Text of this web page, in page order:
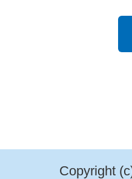
Copyright